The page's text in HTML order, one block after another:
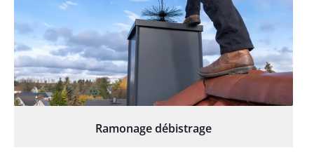
Ramonage débistrage